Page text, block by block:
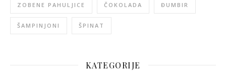
ZOBENE PAHULJICE ČOKOLADA ĐUMBIR
ŠAMPINJONI ŠPINAT
KATEGORIJE